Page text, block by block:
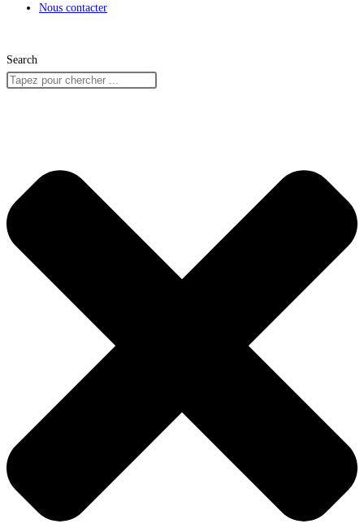
Nous contacter
Search